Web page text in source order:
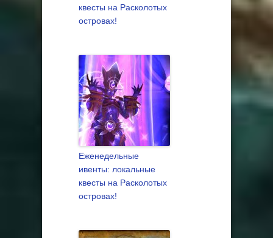
квесты на Расколотых
островах!
Еженедельные
ивенты: локальные
квесты на Расколотых
островах!